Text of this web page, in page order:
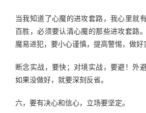
当我知道了心魔的进攻套路，我心里就
百胜，必须要认清心魔的那些进攻套路
魔易进犯，要小心谨慎，提高警惕，做好
断念实战，要快；对境实战，要避！外
如果没做好，就要深刻反省。
六，要有决心和信心，立场要坚定。